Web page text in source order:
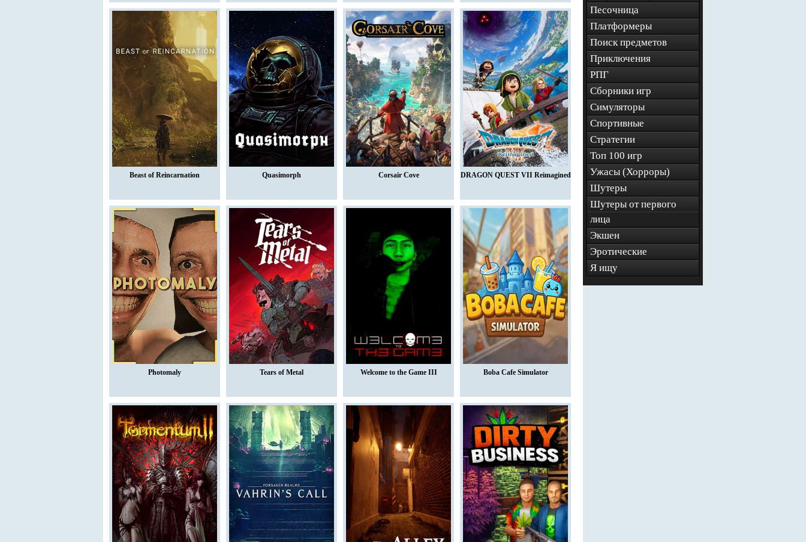
Beast of Reincarnation Quasimorph Corsair Cove DRAGON QUEST VII Reimagined
Photomaly Tears of Metal Welcome to the Game III Boba Cafe Simulator
Песочница
Платформеры
Поиск предметов
Приключения
РПГ
Сборники игр
Симуляторы
Спортивные
Стратегии
Топ 100 игр
Ужасы (Хорроры)
Шутеры
Шутеры от первого
лица
Экшен
Эротические
Я ищу